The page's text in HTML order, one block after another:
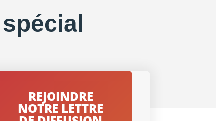
REJOINDRE
NOTRE LETTRE